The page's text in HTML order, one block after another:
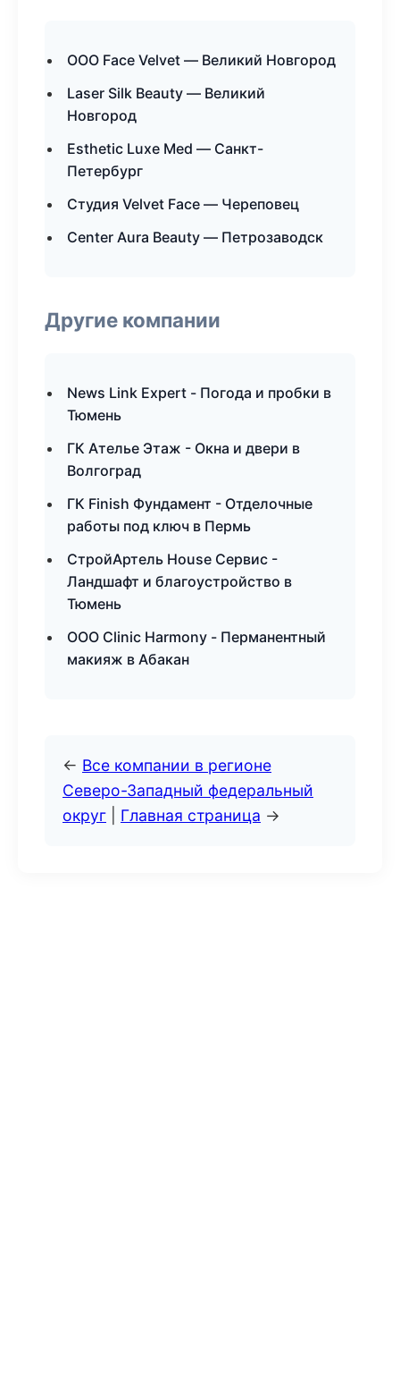
ООО Face Velvet — Великий Новгород
Laser Silk Beauty — Великий
Новгород
Esthetic Luxe Med — Санкт-
Петербург
Студия Velvet Face — Череповец
Center Aura Beauty — Петрозаводск
Другие компании
News Link Expert - Погода и пробки в
Тюмень
ГК Ателье Этаж - Окна и двери в
Волгоград
ГК Finish Фундамент - Отделочные
работы под ключ в Пермь
СтройАртель House Сервис -
Ландшафт и благоустройство в
Тюмень
ООО Clinic Harmony - Перманентный
макияж в Абакан
← Все компании в регионе
Северо-Западный федеральный
округ
Главная страница →